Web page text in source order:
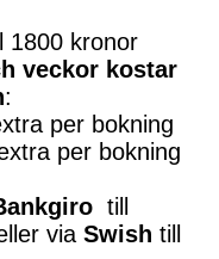
1800 kronor
veckor kostar
:
per bokning
per bokning
till
via Swish till